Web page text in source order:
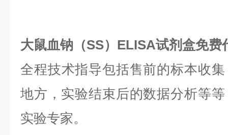
大鼠血钠（SS）ELISA试剂盒免费
全程技术指导包括售前的标本收
地方，实验结束后的数据分析等
实验专家。